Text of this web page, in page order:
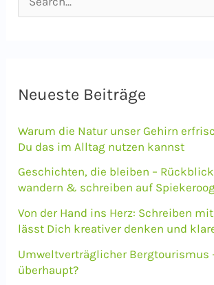
u
e
n
c
h
:
Neueste Beiträge
Warum die Natur unser Gehirn
Du das im Alltag nutzen kannst
Geschichten, die bleiben –
wandern & schreiben auf
Von der Hand ins Herz: Schreiben
lässt Dich kreativer denken und
Umweltverträglicher Bergtourismus
überhaupt?